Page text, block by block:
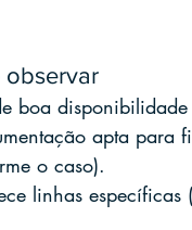
boa
apta para
o caso).
linhas